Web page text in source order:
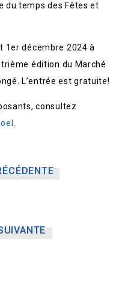
du temps des Fêtes et
1er décembre 2024 à
édition du Marché
L’entrée est gratuite!
consultez
.